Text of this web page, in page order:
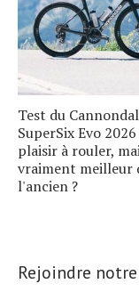
Test du
SuperSix Evo
plaisir à rouler,
vraiment meilleur
l'ancien ?
Rejoindre